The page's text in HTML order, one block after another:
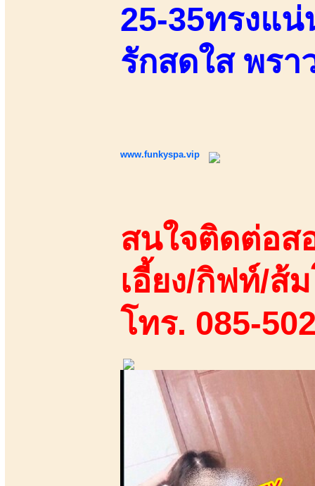
25-35ทรงแ
รักสดใส พรา
www.funkyspa.vip
สนใจติดต่อส
เอี้ยง/กิฟท์/ส้
โทร. 085-